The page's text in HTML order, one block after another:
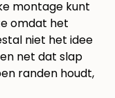
montage kunt
omdat het
niet het idee
net dat slap
randen houdt,